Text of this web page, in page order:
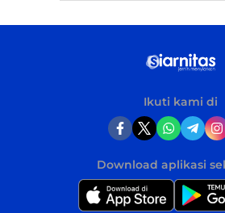
Ikuti kami di
Download aplikasi